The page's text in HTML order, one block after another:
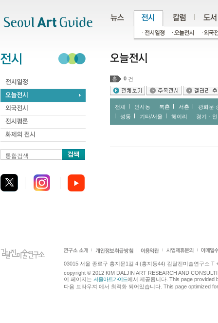
통합검색
0 건
전체 인사동 북촌 서촌
광화문∙
성동
기타/서울 헤이리 경기ㆍ
03015 서울 종로구 홍지문1길 4 (홍지동44) 김달진미술연구소 T
copyright © 2012 KIM DALJIN ART RESEARCH AND
이 페이지는 서울아트가이드에서 제공됩니다. This page provided
다음 브라우져 에서 최적화 되어있습니다. This page optimized